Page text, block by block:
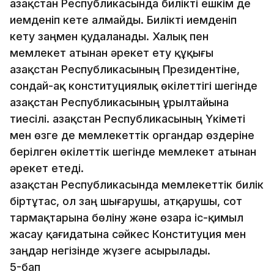
Қазақстан Республикасында билікті ешкім де
иемденіп кете алмайды. Билікті иемденіп
кету заңмен қудаланады. Халық пен
мемлекет атынан әрекет ету құқығы
Қазақстан Республикасының Президентіне,
сондай-ақ конституциялық өкілеттігі шегінде
Қазақстан Республикасының Құрылтайына
тиесілі. Қазақстан Республикасының Үкіметі
мен өзге де мемлекеттік органдар өздеріне
берілген өкілеттік шегінде мемлекет атынан
әрекет етеді.
Қазақстан Республикасында мемлекеттік билік
біртұ­тас, ол заң шығарушы, атқарушы, сот
тармақтарына бөлі­ну және өзара іс-қимыл
жасау қағидатына сәйкес Консти­туция мен
заңдар негізінде жүзеге асырылады.
5-бап